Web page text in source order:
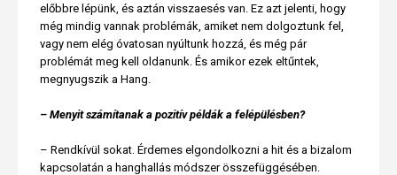
előbbre lépünk, és aztán visszaesés van. Ez azt jelenti, hogy
még mindig vannak problémák, amiket nem dolgoztunk fel,
vagy nem elég óvatosan nyúltunk hozzá, és még pár
problémát meg kell oldanunk. És amikor ezek eltűntek,
megnyugszik a Hang.
– Menyit számítanak a pozitív példák a felépülésben?
– Rendkívül sokat. Érdemes elgondolkozni a hit és a bizalom
kapcsolatán a hanghallás módszer összefüggésében.